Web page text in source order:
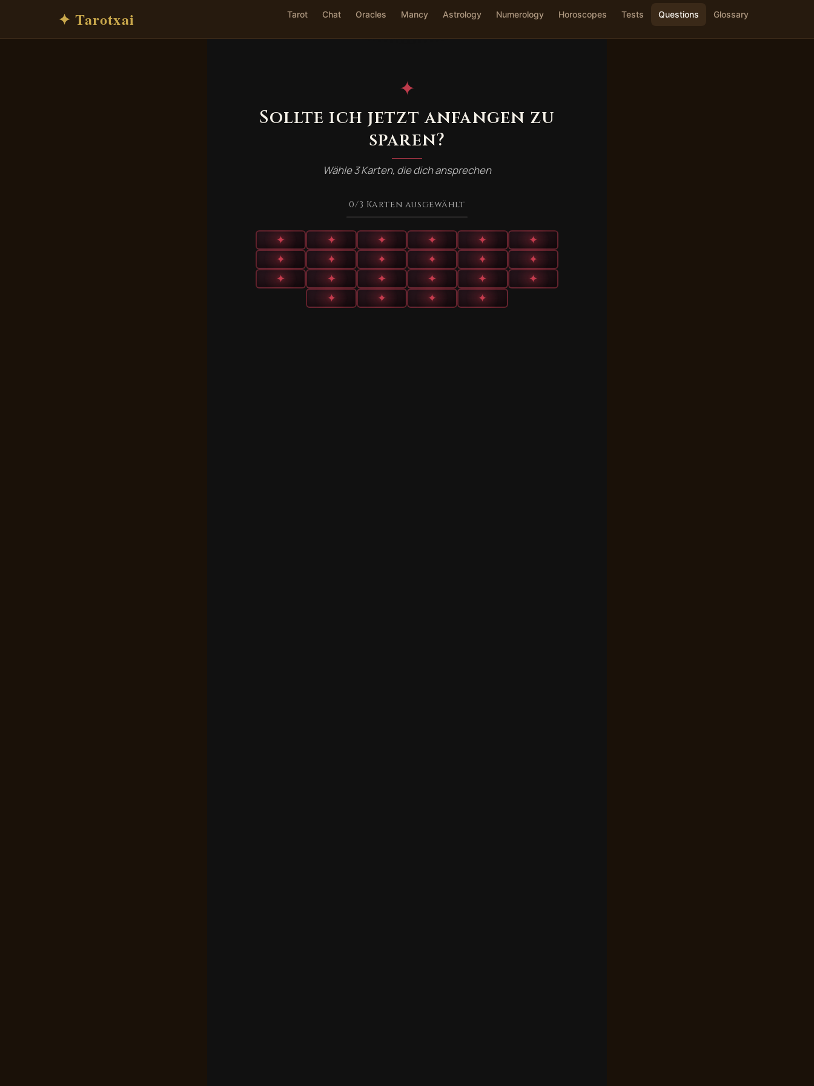
✦ Tarotxai Tarot Chat Oracles Mancy Astrology Numerology Horoscopes Tests Questions Glossary
✦
Sollte ich jetzt anfangen zu
sparen?
Wähle 3 Karten, die dich ansprechen
0/3 Karten ausgewählt
✦ ✦ ✦ ✦ ✦
✦
✦
✦ ✦ ✦ ✦
✦
✦
✦ ✦ ✦ ✦
✦
✦
✦ ✦ ✦